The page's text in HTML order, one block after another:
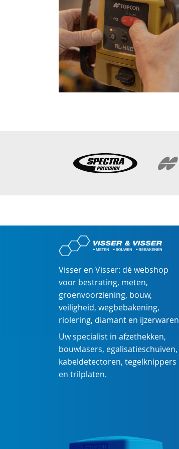
Visser en Visser: dé webshop
voor bestrating, meten,
groenvoorziening, bouw,
veiligheid, wegbebakening,
riolering, diamant en ijzerwaren
Uw specialist in afzethekken,
bouwlasers, egalisatieschuiven,
kabeldetectoren, tegelknippers
en trilplaten.